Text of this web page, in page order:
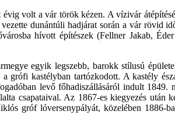
volt a vár török kézen. A vízivár
dunántúli hadjárat során a vár rövid
hívott építészek (Fellner Jakab, Éder
egyik legszebb, barokk stílusú
grófi kastélyban tartózkodott. A kastély
levő főhadiszállásáról indult 1849.
csapataival. Az 1867-es kiegyezés után
gróf lóversenypályát, közelében 1886-